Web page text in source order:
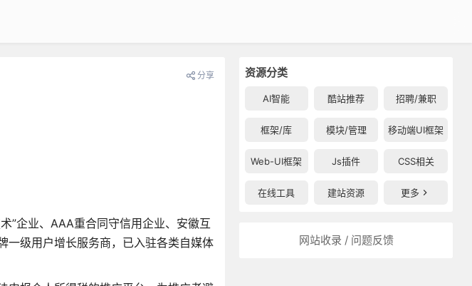
资源分类
AI智能 酷站推荐 招聘/兼职
框架/库 模块/管理 移动端UI框架
Web-UI框架 Js插件 CSS相关
在线工具 建站资源 更多
网站收录 / 问题反馈
分享
”企业、AAA重合同守信用企业、安徽互
一级用户增长服务商，已入驻各类自媒体